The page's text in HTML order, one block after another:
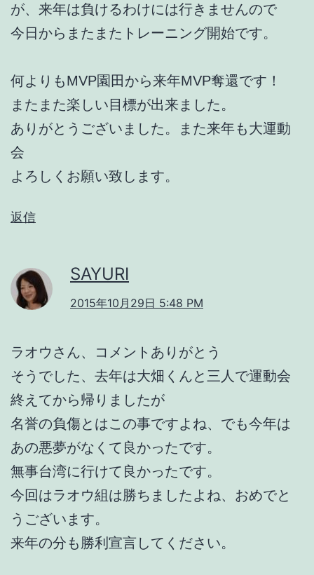
が、来年は負けるわけには行きませんので
今日からまたまたトレーニング開始です。
何よりもMVP園田から来年MVP奪還です！
またまた楽しい目標が出来ました。
ありがとうございました。また来年も大運動
会
よろしくお願い致します。
返信
SAYURI
2015年10月29日 5:48 PM
ラオウさん、コメントありがとう
そうでした、去年は大畑くんと三人で運動会
終えてから帰りましたが
名誉の負傷とはこの事ですよね、でも今年は
あの悪夢がなくて良かったです。
無事台湾に行けて良かったです。
今回はラオウ組は勝ちましたよね、おめでと
うございます。
来年の分も勝利宣言してください。